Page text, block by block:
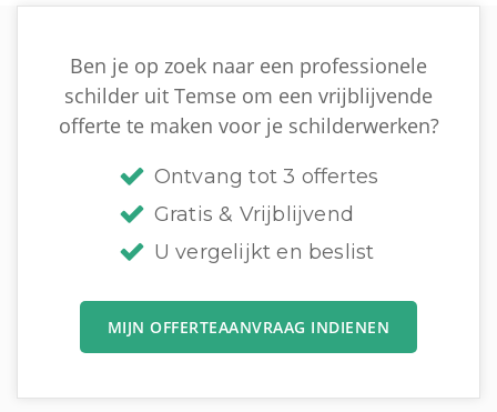
Ben je op zoek naar een professionele
schilder uit Temse om een vrijblijvende
offerte te maken voor je schilderwerken?
Ontvang tot 3 offertes
Gratis & Vrijblijvend
U vergelijkt en beslist
MIJN OFFERTEAANVRAAG INDIENEN